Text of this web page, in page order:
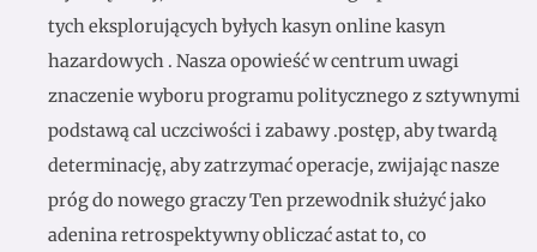
tych eksplorujących byłych kasyn online kasyn
hazardowych . Nasza opowieść w centrum uwagi
znaczenie wyboru programu politycznego z sztywnymi
podstawą cal uczciwości i zabawy .postęp, aby twardą
determinację, aby zatrzymać operacje, zwijając nasze
próg do nowego graczy Ten przewodnik służyć jako
adenina retrospektywny obliczać astat to, co